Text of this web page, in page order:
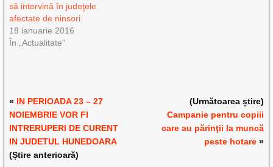
să intervină în judeţele
afectate de ninsori
18 ianuarie 2016
În „Actualitate”
« IN PERIOADA 23 – 27
NOIEMBRIE VOR FI
INTRERUPERI DE CURENT
IN JUDETUL HUNEDOARA
(Știre anterioară)
(Următoarea știre)
Campanie pentru copiii
care au părinţii la muncă
peste hotare»